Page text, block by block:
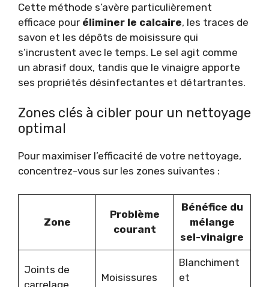
Cette méthode s’avère particulièrement
efficace pour éliminer le calcaire, les traces de
savon et les dépôts de moisissure qui
s’incrustent avec le temps. Le sel agit comme
un abrasif doux, tandis que le vinaigre apporte
ses propriétés désinfectantes et détartrantes.
Zones clés à cibler pour un nettoyage
optimal
Pour maximiser l’efficacité de votre nettoyage,
concentrez-vous sur les zones suivantes :
Zone
Problème
courant
Bénéfice du
mélange
sel-vinaigre
Joints de
carrelage
Moisissures
Blanchiment
et